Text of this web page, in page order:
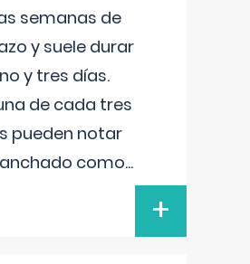
semanas de
y suele durar
y tres días.
de cada tres
pueden notar
como...
+